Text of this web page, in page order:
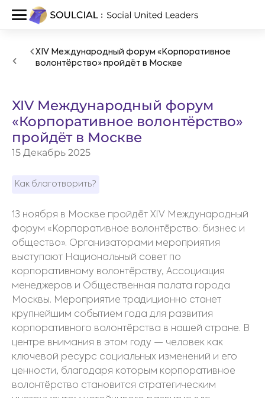
XIV Международный форум «Корпоративное
волонтёрство» пройдёт в Москве
XIV Международный форум
«Корпоративное волонтёрство»
пройдёт в Москве
15 Декабрь 2025
Как благотворить?
13 ноября в Москве пройдёт XIV Международный
форум «Корпоративное волонтёрство: бизнес и
общество». Организаторами мероприятия
выступают Национальный совет по
корпоративному волонтёрству, Ассоциация
менеджеров и Общественная палата города
Москвы. Мероприятие традиционно станет
крупнейшим событием года для развития
корпоративного волонтёрства в нашей стране. В
центре внимания в этом году — человек как
ключевой ресурс социальных изменений и его
ценности, благодаря которым корпоративное
волонтёрство становится стратегическим